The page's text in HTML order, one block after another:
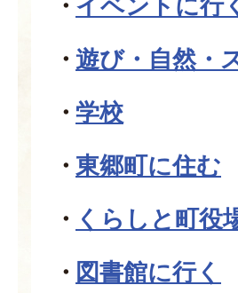
遊び・自然・
学校
東郷町に住む
くらしと町役
図書館に行く